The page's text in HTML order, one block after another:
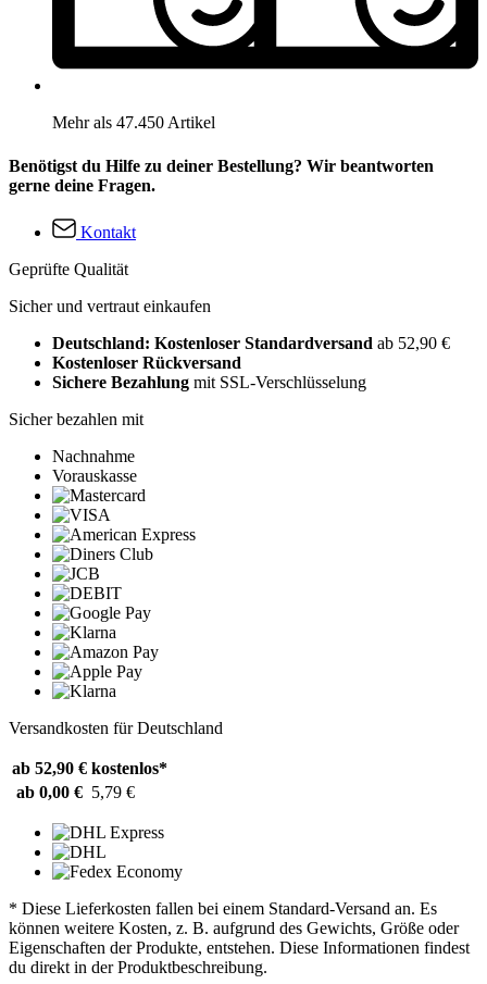
Mehr als 47.450 Artikel
Benötigst du Hilfe zu deiner Bestellung? Wir beantworten
gerne deine Fragen.
Kontakt
Geprüfte Qualität
Sicher und vertraut einkaufen
Deutschland: Kostenloser Standardversand ab 52,90 €
Kostenloser Rückversand
Sichere Bezahlung mit SSL-Verschlüsselung
Sicher bezahlen mit
Nachnahme
Vorauskasse
Versandkosten für Deutschland
ab 52,90 € kostenlos*
ab 0,00 € 5,79 €
* Diese Lieferkosten fallen bei einem Standard-Versand an. Es
können weitere Kosten, z. B. aufgrund des Gewichts, Größe oder
Eigenschaften der Produkte, entstehen. Diese Informationen findest
du direkt in der Produktbeschreibung.